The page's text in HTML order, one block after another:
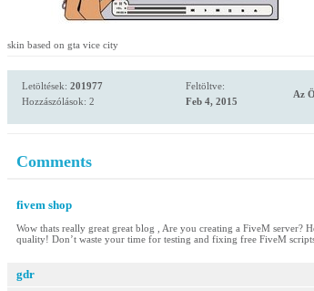
skin based on gta vice city
Letöltések: 201977
Hozzászólások: 2
Feltöltve:
Feb 4, 2015
Az
Comments
fivem shop
Wow thats really great great blog , Are you creating a FiveM server?
quality! Don’t waste your time for testing and fixing free FiveM
gdr